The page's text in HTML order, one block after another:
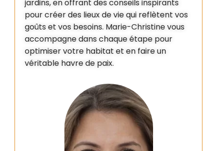
jardins, en offrant des conseils inspirants
pour créer des lieux de vie qui reflètent vos
goûts et vos besoins. Marie-Christine vous
accompagne dans chaque étape pour
optimiser votre habitat et en faire un
véritable havre de paix.